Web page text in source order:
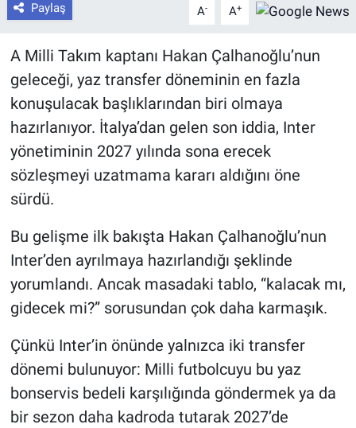
Paylaş A- A+
A Milli Takım kaptanı Hakan Çalhanoğlu’nun
geleceği, yaz transfer döneminin en fazla
konuşulacak başlıklarından biri olmaya
hazırlanıyor. İtalya’dan gelen son iddia, Inter
yönetiminin 2027 yılında sona erecek
sözleşmeyi uzatmama kararı aldığını öne
sürdü.
Bu gelişme ilk bakışta Hakan Çalhanoğlu’nun
Inter’den ayrılmaya hazırlandığı şeklinde
yorumlandı. Ancak masadaki tablo, “kalacak mı,
gidecek mi?” sorusundan çok daha karmaşık.
Çünkü Inter’in önünde yalnızca iki transfer
dönemi bulunuyor: Milli futbolcuyu bu yaz
bonservis bedeli karşılığında göndermek ya da
bir sezon daha kadroda tutarak 2027’de